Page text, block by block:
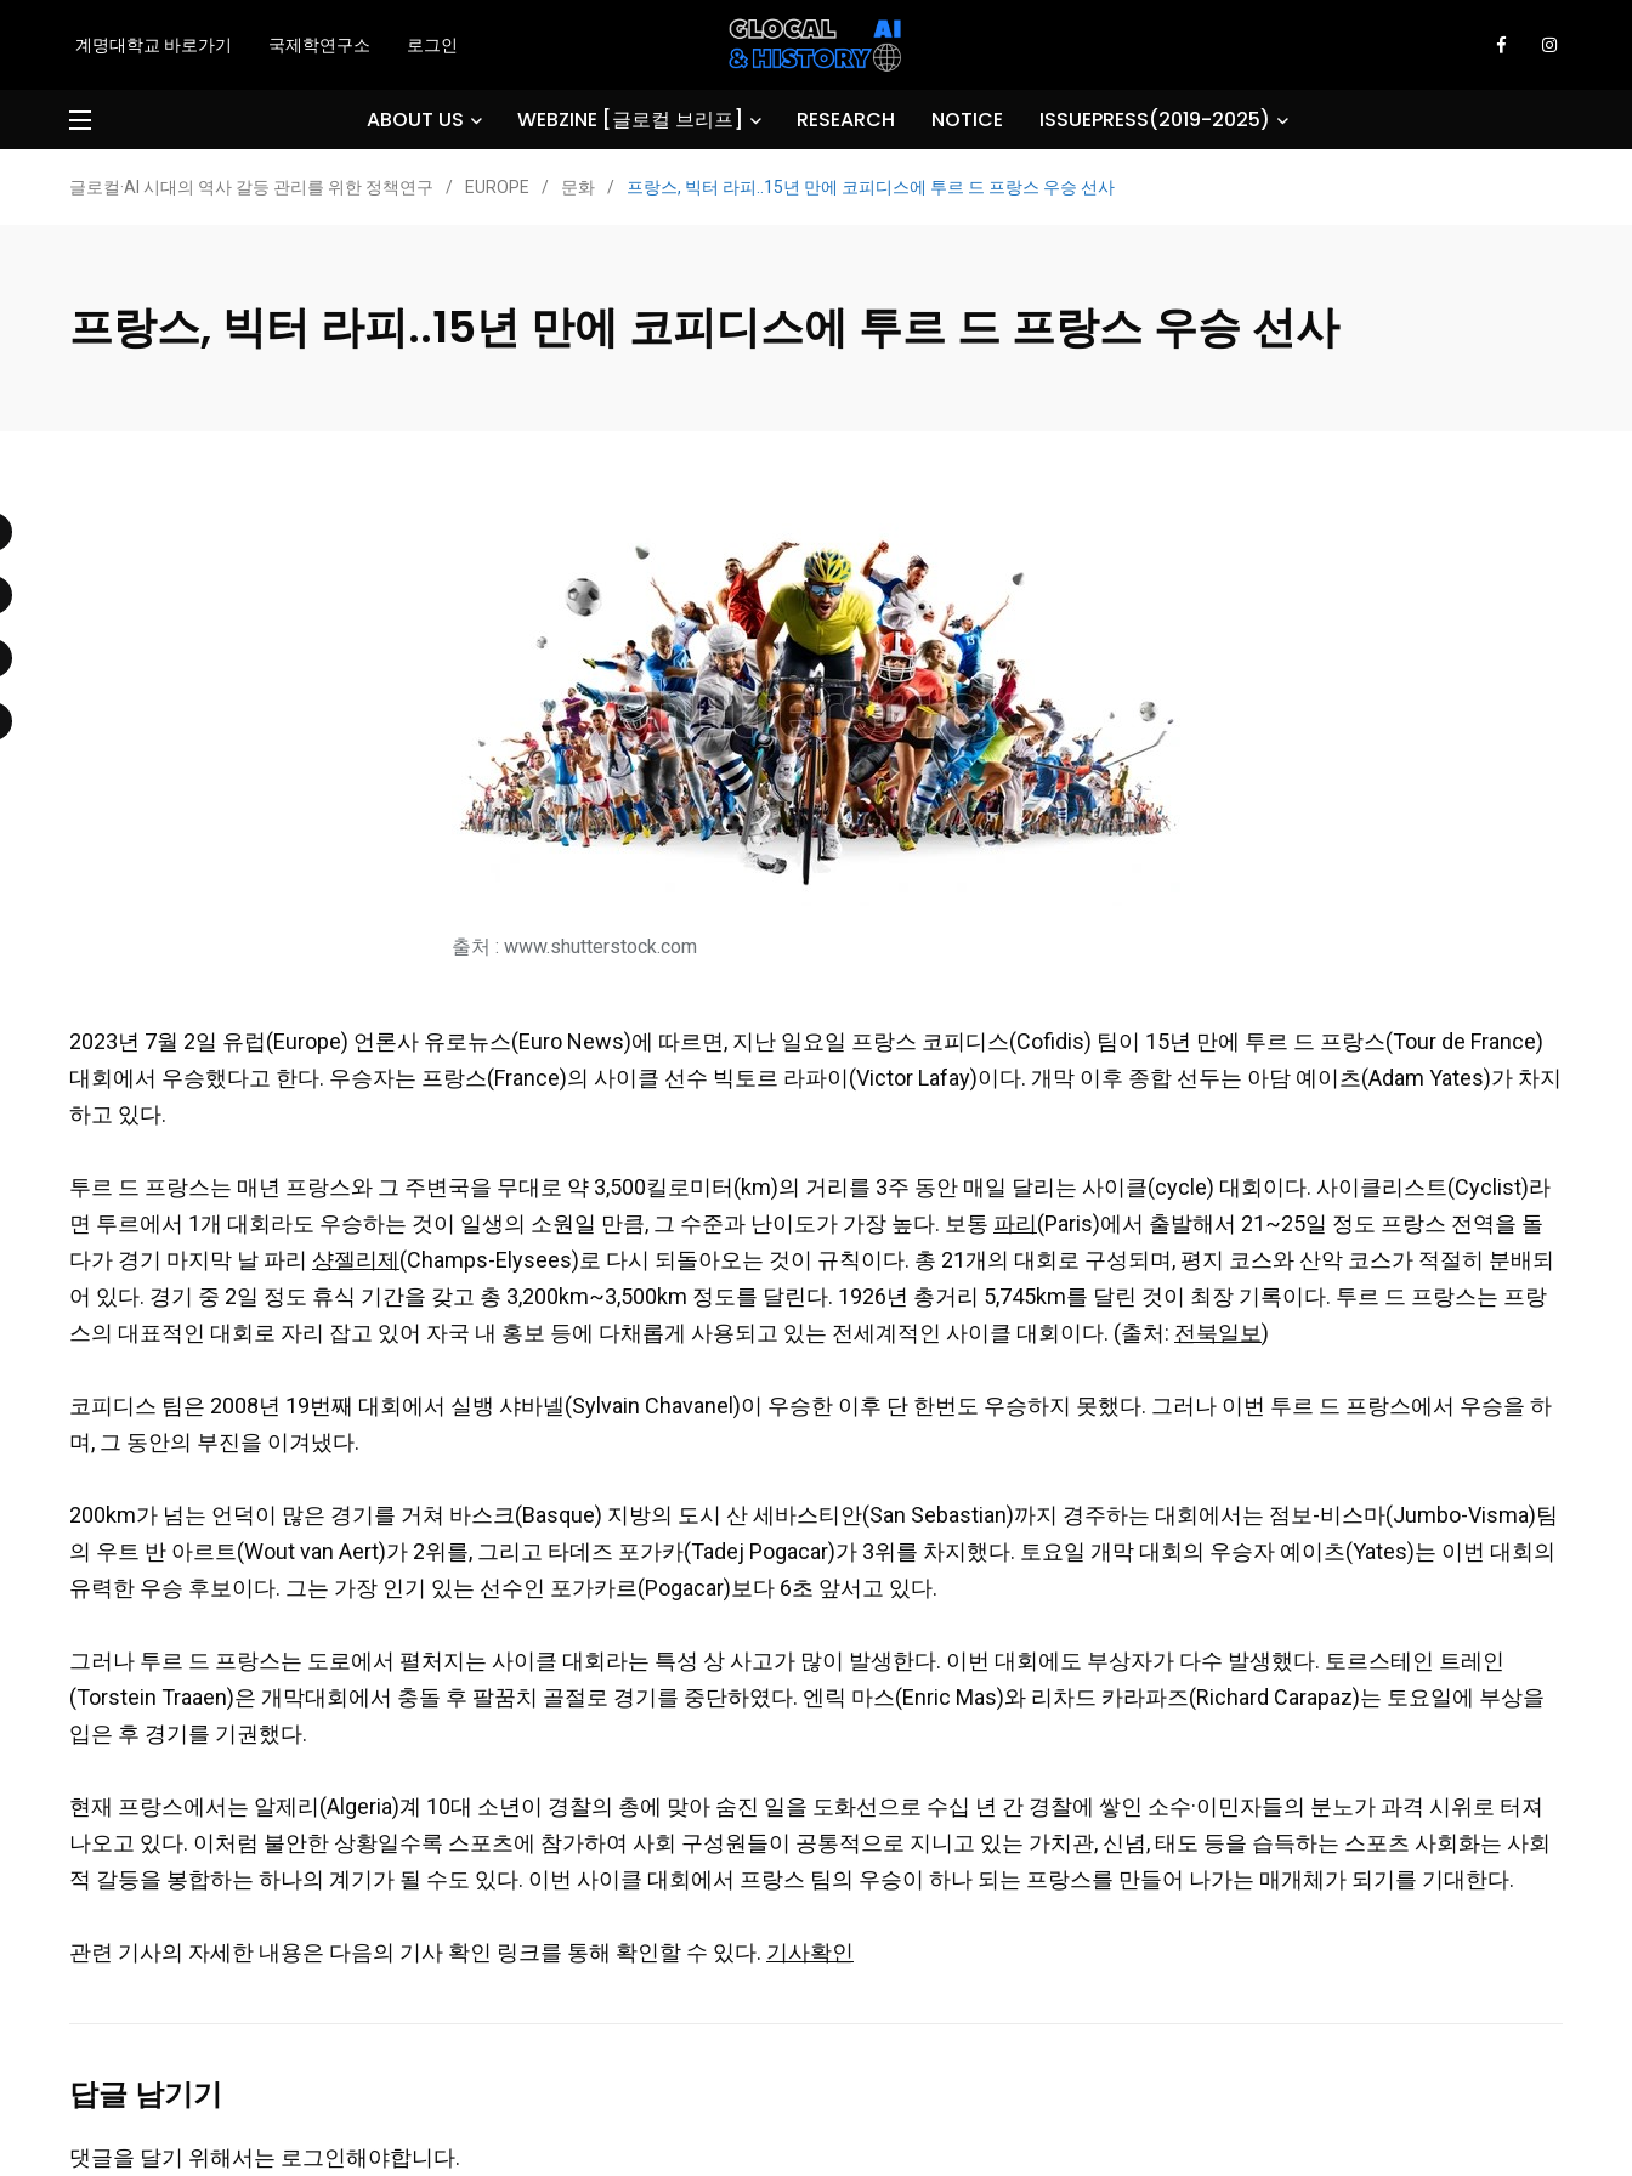
계명대학교 바로가기 국제학연구소 로그인
ABOUT US WEBZINE [글로컬 브리프] RESEARCH NOTICE ISSUEPRESS(2019-2025)
글로컬·AI 시대의 역사 갈등 관리를 위한 정책연구 / EUROPE / 문화 / 프랑스, 빅터 라피..15년 만에 코피디스에 투르 드 프랑스 우승 선사
프랑스, 빅터 라피..15년 만에 코피디스에 투르 드 프랑스 우승 선사
출처 : www.shutterstock.com
2023년 7월 2일 유럽(Europe) 언론사 유로뉴스(Euro News)에 따르면, 지난 일요일 프랑스 코피디스(Cofidis) 팀이 15년 만에 투르 드 프랑스(Tour de France)
대회에서 우승했다고 한다. 우승자는 프랑스(France)의 사이클 선수 빅토르 라파이(Victor Lafay)이다. 개막 이후 종합 선두는 아담 예이츠(Adam Yates)가 차지
하고 있다.
투르 드 프랑스는 매년 프랑스와 그 주변국을 무대로 약 3,500킬로미터(km)의 거리를 3주 동안 매일 달리는 사이클(cycle) 대회이다. 사이클리스트(Cyclist)라
면 투르에서 1개 대회라도 우승하는 것이 일생의 소원일 만큼, 그 수준과 난이도가 가장 높다. 보통 파리(Paris)에서 출발해서 21~25일 정도 프랑스 전역을 돌
다가 경기 마지막 날 파리 샹젤리제(Champs-Elysees)로 다시 되돌아오는 것이 규칙이다. 총 21개의 대회로 구성되며, 평지 코스와 산악 코스가 적절히 분배되
어 있다. 경기 중 2일 정도 휴식 기간을 갖고 총 3,200km~3,500km 정도를 달린다. 1926년 총거리 5,745km를 달린 것이 최장 기록이다. 투르 드 프랑스는 프랑
스의 대표적인 대회로 자리 잡고 있어 자국 내 홍보 등에 다채롭게 사용되고 있는 전세계적인 사이클 대회이다. (출처: 전북일보)
코피디스 팀은 2008년 19번째 대회에서 실뱅 샤바넬(Sylvain Chavanel)이 우승한 이후 단 한번도 우승하지 못했다. 그러나 이번 투르 드 프랑스에서 우승을 하
며, 그 동안의 부진을 이겨냈다.
200km가 넘는 언덕이 많은 경기를 거쳐 바스크(Basque) 지방의 도시 산 세바스티안(San Sebastian)까지 경주하는 대회에서는 점보-비스마(Jumbo-Visma)팀
의 우트 반 아르트(Wout van Aert)가 2위를, 그리고 타데즈 포가카(Tadej Pogacar)가 3위를 차지했다. 토요일 개막 대회의 우승자 예이츠(Yates)는 이번 대회의
유력한 우승 후보이다. 그는 가장 인기 있는 선수인 포가카르(Pogacar)보다 6초 앞서고 있다.
그러나 투르 드 프랑스는 도로에서 펼처지는 사이클 대회라는 특성 상 사고가 많이 발생한다. 이번 대회에도 부상자가 다수 발생했다. 토르스테인 트레인
(Torstein Traaen)은 개막대회에서 충돌 후 팔꿈치 골절로 경기를 중단하였다. 엔릭 마스(Enric Mas)와 리차드 카라파즈(Richard Carapaz)는 토요일에 부상을
입은 후 경기를 기권했다.
현재 프랑스에서는 알제리(Algeria)계 10대 소년이 경찰의 총에 맞아 숨진 일을 도화선으로 수십 년 간 경찰에 쌓인 소수·이민자들의 분노가 과격 시위로 터져
나오고 있다. 이처럼 불안한 상황일수록 스포츠에 참가하여 사회 구성원들이 공통적으로 지니고 있는 가치관, 신념, 태도 등을 습득하는 스포츠 사회화는 사회
적 갈등을 봉합하는 하나의 계기가 될 수도 있다. 이번 사이클 대회에서 프랑스 팀의 우승이 하나 되는 프랑스를 만들어 나가는 매개체가 되기를 기대한다.
관련 기사의 자세한 내용은 다음의 기사 확인 링크를 통해 확인할 수 있다. 기사확인
답글 남기기
댓글을 달기 위해서는 로그인해야합니다.